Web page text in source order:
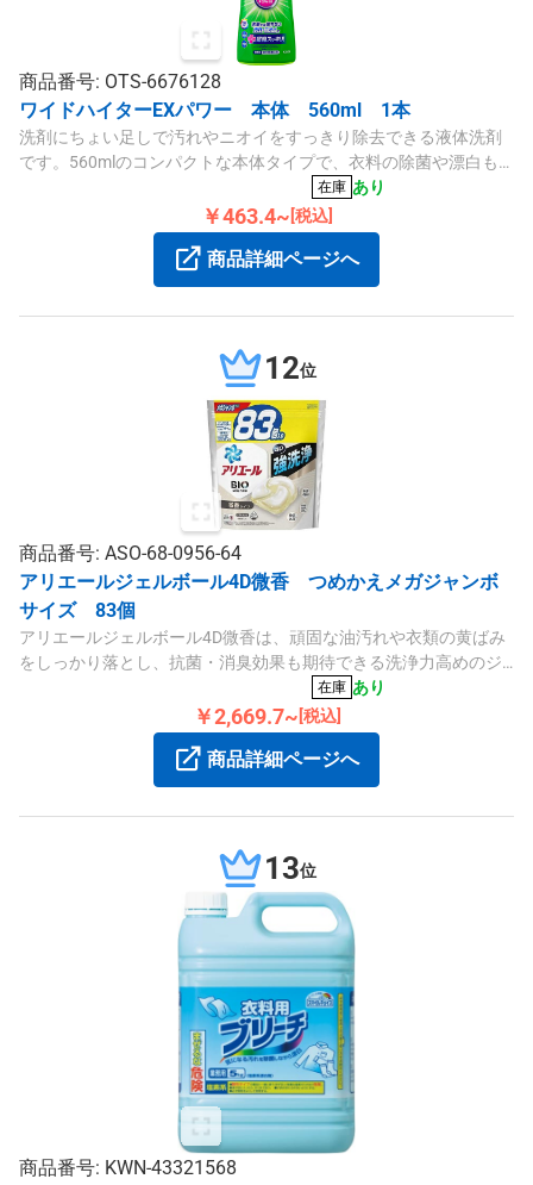
商品番号: OTS-6676128
ワイドハイターEXパワー 本体 560ml 1本
洗剤にちょい足しで汚れやニオイをすっきり除去できる液体洗剤
です。560mlのコンパクトな本体タイプで、衣料の除菌や漂白も
在庫 あり
￥463.4~ [税込]
商品詳細ページへ
12位
商品番号: ASO-68-0956-64
アリエールジェルボール4D微香 つめかえメガジャンボ
サイズ 83個
アリエールジェルボール4D微香は、頑固な油汚れや衣類の黄ばみ
をしっかり落とし、抗菌・消臭効果も期待できる洗浄力高めのジ
在庫 あり
￥2,669.7~ [税込]
商品詳細ページへ
13位
商品番号: KWN-43321568